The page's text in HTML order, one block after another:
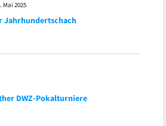
Jahrhundertschach
Mai 2025
DWZ-Pokalturniere